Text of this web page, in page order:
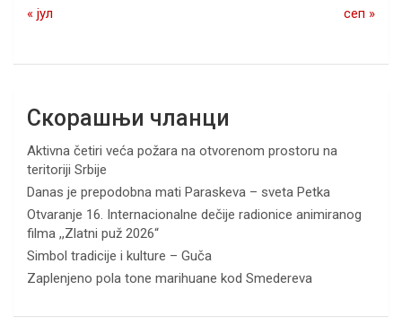
« јул сеп »
Скорашњи чланци
Aktivna četiri veća požara na otvorenom prostoru na
teritoriji Srbije
Danas je prepodobna mati Paraskeva – sveta Petka
Otvaranje 16. Internacionalne dečije radionice animiranog
filma ,,Zlatni puž 2026“
Simbol tradicije i kulture – Guča
Zaplenjeno pola tone marihuane kod Smedereva